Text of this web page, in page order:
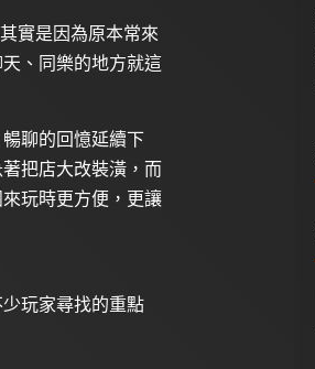
實是因為原本常來
、同樂的地方就這
聊的回憶延續下
把店大改裝潢，而
玩時更方便，更讓
玩家尋找的重點